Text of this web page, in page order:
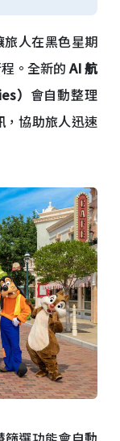
人在黑色星期
。全新的AI 航
） 會自動整理
，協助旅人迅速